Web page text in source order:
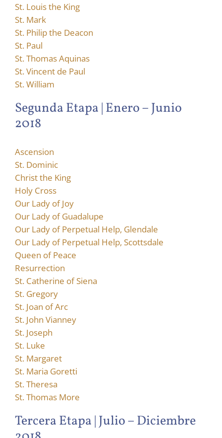
St. Louis the King
St. Mark
St. Philip the Deacon
St. Paul
St. Thomas Aquinas
St. Vincent de Paul
St. William
Segunda Etapa | Enero – Junio
2018
Ascension
St. Dominic
Christ the King
Holy Cross
Our Lady of Joy
Our Lady of Guadalupe
Our Lady of Perpetual Help, Glendale
Our Lady of Perpetual Help, Scottsdale
Queen of Peace
Resurrection
St. Catherine of Siena
St. Gregory
St. Joan of Arc
St. John Vianney
St. Joseph
St. Luke
St. Margaret
St. Maria Goretti
St. Theresa
St. Thomas More
Tercera Etapa | Julio – Diciembre